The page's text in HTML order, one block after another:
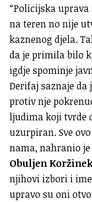
“Policijska
na teren no nije
kaznenog djela.
da je primila bilo
igdje spominje
Derifajsaznaje da
protiv nje
ljudima koji tvrde
uzurpiran. Sve
nama, nahranio
Obuljen Koržinek
njihovi izbori i
upravo su oni